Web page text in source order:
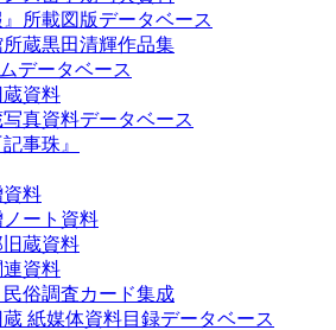
』所載図版データベース
蔵黒田清輝作品集
データベース
資料
真資料データベース
事珠』
資料
ート資料
蔵資料
資料
俗調査カード集成
紙媒体資料目録データベース